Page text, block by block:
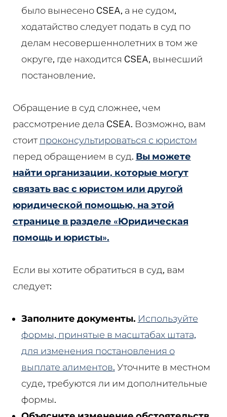
было вынесено CSEA, а не судом,
ходатайство следует подать в суд по
делам несовершеннолетних в том же
округе, где находится CSEA, вынесший
постановление.
Обращение в суд сложнее, чем
рассмотрение дела CSEA. Возможно, вам
стоит проконсультироваться с юристом
перед обращением в суд. Вы можете
найти организации, которые могут
связать вас с юристом или другой
юридической помощью, на этой
странице в разделе «Юридическая
помощь и юристы».
Если вы хотите обратиться в суд, вам
следует:
Заполните документы. Используйте
формы, принятые в масштабах штата,
для изменения постановления о
выплате алиментов. Уточните в местном
суде, требуются ли им дополнительные
формы.